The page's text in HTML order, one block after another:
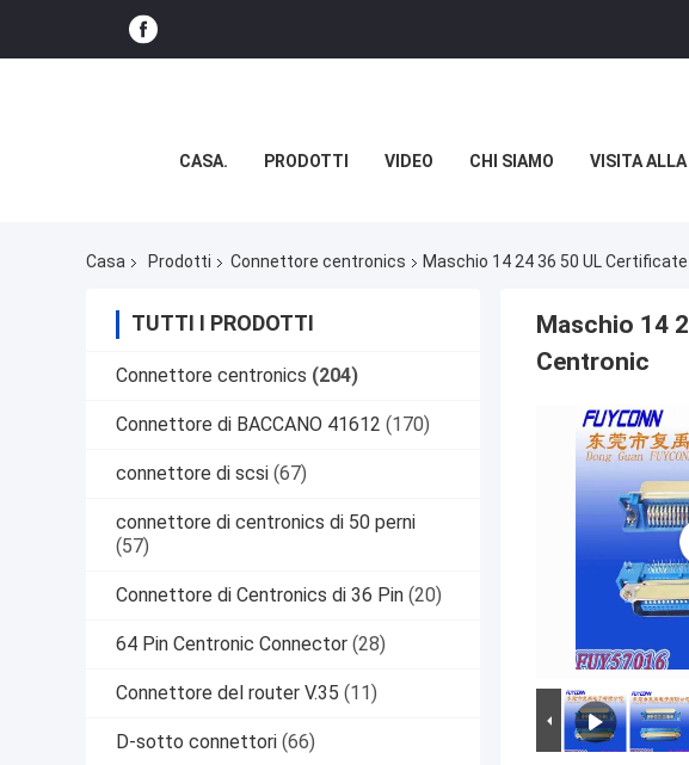
CASA. PRODOTTI VIDEO CHI SIAMO VISITA
Casa Prodotti Connettore centronics Maschio 14 24 36 50 UL
TUTTI I PRODOTTI
Connettore centronics (204)
Connettore di BACCANO 41612 (170)
connettore di scsi (67)
connettore di centronics di 50 perni
(57)
Connettore di Centronics di 36 Pin (20)
64 Pin Centronic Connector (28)
Connettore del router V.35 (11)
D-sotto connettori (66)
Maschio 14
Centronic